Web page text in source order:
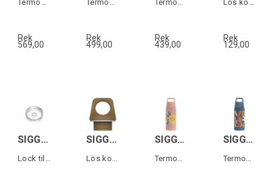
Rek
569,00
Rek
499,00
Rek
439,00
Rek
129,00
SIGG HELIA TOP Transparent SIGG SCREW TOP TRAVELLER MYPLANET Brun SIGG SHIELD THERM ONE KIDS Sunshine 0,5L SIGG SHIELD THERM ONE KIDS Ballgame 0,5L